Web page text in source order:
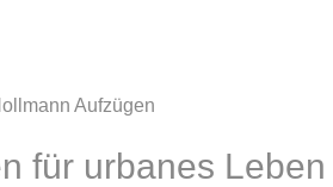
Aufzügen
für urbanes Leben